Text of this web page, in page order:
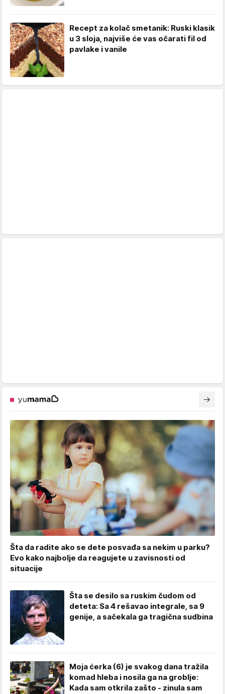
Recept za kolač smetanik: Ruski klasik
u 3 sloja, najviše će vas očarati fil od
pavlake i vanile
Šta da radite ako se dete posvađa sa nekim u parku?
Evo kako najbolje da reagujete u zavisnosti od
situacije
Šta se desilo sa ruskim čudom od
deteta: Sa 4 rešavao integrale, sa 9
genije, a sačekala ga tragična sudbina
Moja ćerka (6) je svakog dana tražila
komad hleba i nosila ga na groblje:
Kada sam otkrila zašto - zinula sam